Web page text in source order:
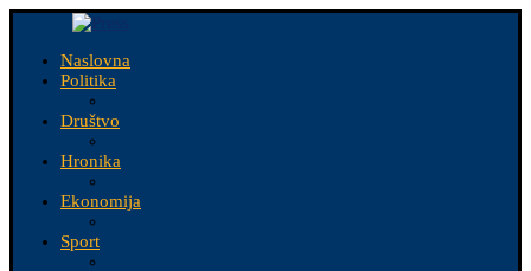
Naslovna
Politika
Društvo
Hronika
Ekonomija
Sport